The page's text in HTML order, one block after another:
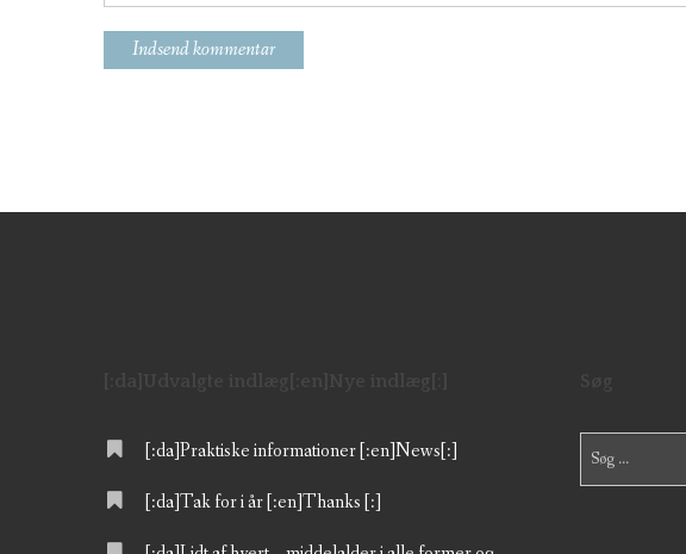
[:da]Praktiske informationer [:en]News[:]
[:da]Tak for i år [:en]Thanks [:]
efter: